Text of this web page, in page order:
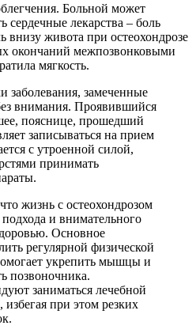
Больной может
сердечные лекарства – боль
внизу живота при остеохондрозе
окончаний межпозвонковыми
мягкость.
заболевания, замеченные
внимания. Проявившийся
пояснице, прошедший
записываться на прием
с утроенной силой,
принимать
жизнь с остеохондрозом
и внимательного
Основное
регулярной физической
укрепить мышцы и
позвоночника.
заниматься лечебной
при этом резких